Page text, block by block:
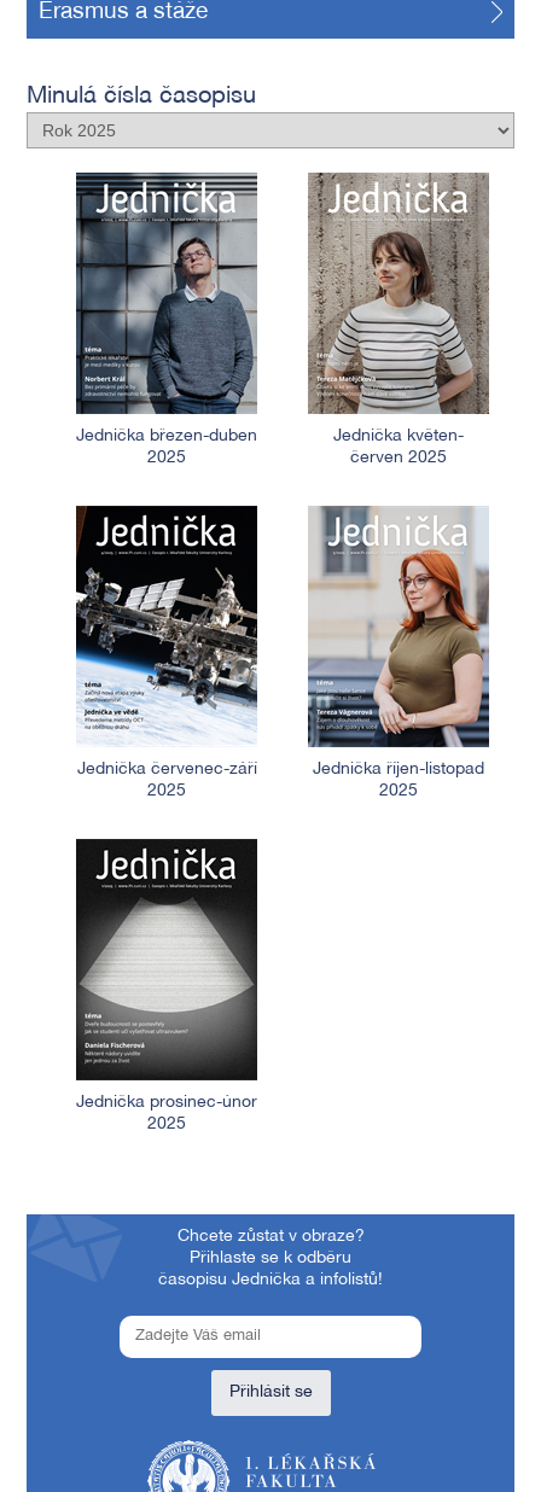
Erasmus a stáže
Minulá čísla časopisu
Jednička březen-duben
2025
Jednička květen-
červen 2025
Jednička červenec-září
2025
Jednička říjen-listopad
2025
Jednička prosinec-únor
2025
Chcete zůstat v obraze?
Přihlaste se k odběru
časopisu Jednička a infolistů!
Přihlásit se